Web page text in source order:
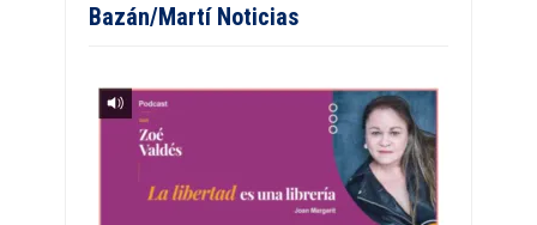
Bazán/Martí Noticias